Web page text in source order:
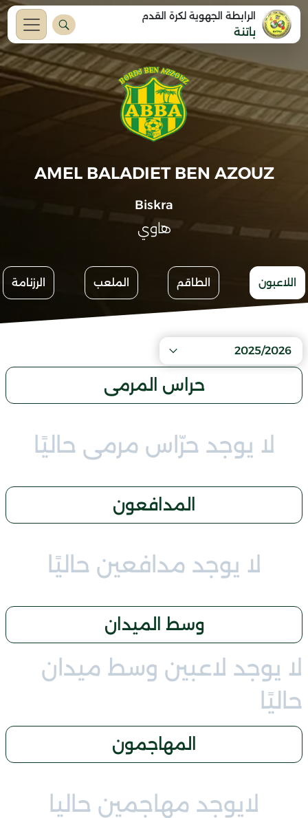
الرابطة الجهوية لكرة القدم
باتنة
AMEL BALADIET BEN AZOUZ
Biskra
هاوي
اللاعبون الطاقم الملعب الرزنامة
2025/2026
حراس المرمى
لا يوجد حرّاس مرمى حاليًا
المدافعون
لا يوجد مدافعين حاليًا
وسط الميدان
لا يوجد لاعبين وسط ميدان
حاليًا
المهاجمون
لايوجد مهاجمين حاليا